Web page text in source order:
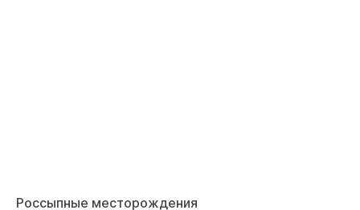
Россыпные месторождения